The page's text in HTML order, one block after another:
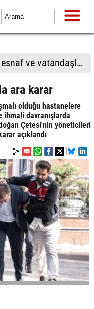
BTP, Bandırma’da esnaf ve vatandaşla buluştu
ara karar
olduğu hastanelere
ihmali davranışlarda
Çetesi'nin yöneticileri
açıklandı